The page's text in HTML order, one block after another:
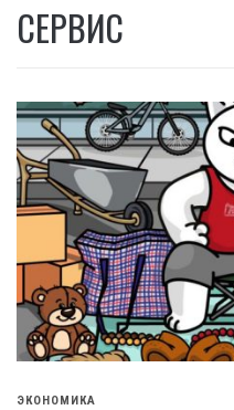
СЕРВИС
ЭКОНОМИКА